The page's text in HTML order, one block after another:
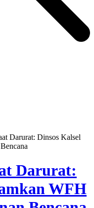
Darurat: Dinsos Kalsel
Darurat:
WFH